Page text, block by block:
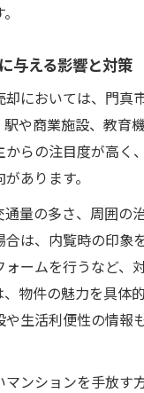
与える影響と対策
却においては、門真
や商業施設、教育
らの注目度が高く
あります。
量の多さ、周囲の
合は、内覧時の印象
ームを行うなど、
物件の魅力を具体
や生活利便性の情報
ンションを手放す